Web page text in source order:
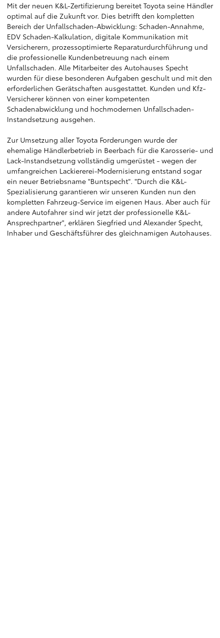
Mit der neuen K&L-Zertifizierung bereitet Toyota seine Händler
optimal auf die Zukunft vor. Dies betrifft den kompletten
Bereich der Unfallschaden-Abwicklung: Schaden-Annahme,
EDV Schaden-Kalkulation, digitale Kommunikation mit
Versicherern, prozessoptimierte Reparaturdurchführung und
die professionelle Kundenbetreuung nach einem
Unfallschaden. Alle Mitarbeiter des Autohauses Specht
wurden für diese besonderen Aufgaben geschult und mit den
erforderlichen Gerätschaften ausgestattet. Kunden und Kfz-
Versicherer können von einer kompetenten
Schadenabwicklung und hochmodernen Unfallschaden-
Instandsetzung ausgehen.
Zur Umsetzung aller Toyota Forderungen wurde der
ehemalige Händlerbetrieb in Beerbach für die Karosserie- und
Lack-Instandsetzung vollständig umgerüstet - wegen der
umfangreichen Lackiererei-Modernisierung entstand sogar
ein neuer Betriebsname "Buntspecht". "Durch die K&L-
Spezialisierung garantieren wir unseren Kunden nun den
kompletten Fahrzeug-Service im eigenen Haus. Aber auch für
andere Autofahrer sind wir jetzt der professionelle K&L-
Ansprechpartner", erklären Siegfried und Alexander Specht,
Inhaber und Geschäftsführer des gleichnamigen Autohauses.